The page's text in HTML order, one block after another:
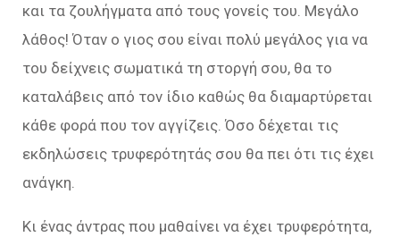
και τα ζουλήγματα από τους γονείς του. Μεγάλο
λάθος! Όταν ο γιος σου είναι πολύ μεγάλος για να
του δείχνεις σωματικά τη στοργή σου, θα το
καταλάβεις από τον ίδιο καθώς θα διαμαρτύρεται
κάθε φορά που τον αγγίζεις. Όσο δέχεται τις
εκδηλώσεις τρυφερότητάς σου θα πει ότι τις έχει
ανάγκη.
Κι ένας άντρας που μαθαίνει να έχει τρυφερότητα,